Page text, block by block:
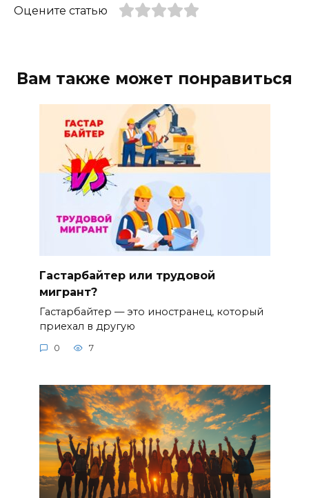
Оцените статью
Вам также может понравиться
Гастарбайтер или трудовой
мигрант?
Гастарбайтер — это иностранец, который
приехал в другую
0 7